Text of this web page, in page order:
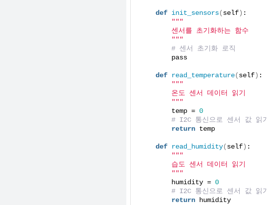
def init_sensors(self) :
"""
        센서를 초기화하는 함수
        "
""
# 센서 초기화 로직
        pass
def read_temperature(self) :
"""
        온도 센서 데이터 읽기
        "
""
        temp =
0
# I2C 통신으로 센서 값 읽기
return temp
def read_humidity(self) :
"""
        습도 센서 데이터 읽기
        "
""
        humidity =
0
# I2C 통신으로 센서 값 읽기
return humidity